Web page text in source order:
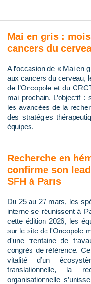
Mai en gris :
cancers du
A l’occasion de « Mai en
aux cancers du cerveau,
de l’Oncopole et du
mai prochain. L’objectif
les avancées de la
des stratégies
équipes.
Recherche en
confirme son
SFH à Paris
Du 25 au 27 mars, les
interne se réunissent à
cette édition 2026, les
sur le site de l'Oncopole
d'une trentaine de
congrès de référence.
vitalité d’un
translationnelle, la
organisationnelle